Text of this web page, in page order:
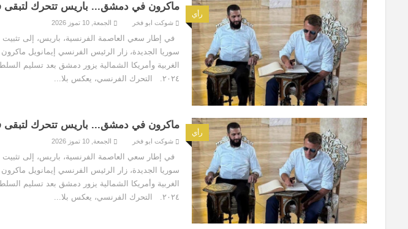
رأي
ماكرون في دمشق... باريس تتحرك
شوكت ابو فخر الجمعة, 10 تموز 2026
في إطار سعي العاصمة الفرنسية، باريس، إلى تثبيت
سوريا الجديدة، زار الرئيس الفرنسي إيمانويل
الغربية وأمريكا الشمالية يزور دمشق بعد تسليم
٢٠٢٤. التحرك الفرنسي، يعكس بلا...
رأي
ماكرون في دمشق... باريس تتحرك
شوكت ابو فخر الجمعة, 10 تموز 2026
في إطار سعي العاصمة الفرنسية، باريس، إلى تثبيت
سوريا الجديدة، زار الرئيس الفرنسي إيمانويل
الغربية وأمريكا الشمالية يزور دمشق بعد تسليم
٢٠٢٤. التحرك الفرنسي، يعكس بلا...